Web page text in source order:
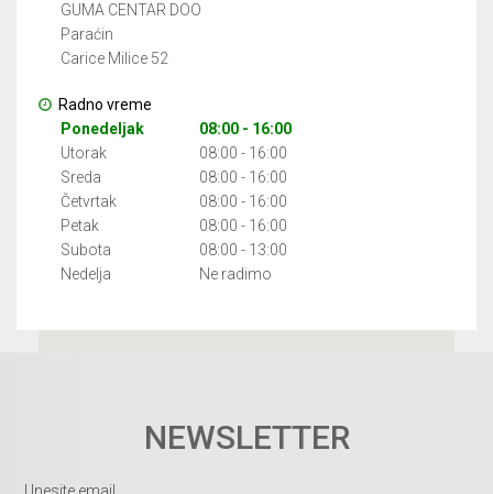
GUMA CENTAR DOO
Paraćin
Carice Milice 52
Radno vreme
Ponedeljak
08:00 - 16:00
Utorak
08:00 - 16:00
Sreda
08:00 - 16:00
Četvrtak
08:00 - 16:00
Petak
08:00 - 16:00
Subota
08:00 - 13:00
Nedelja
Ne radimo
NEWSLETTER